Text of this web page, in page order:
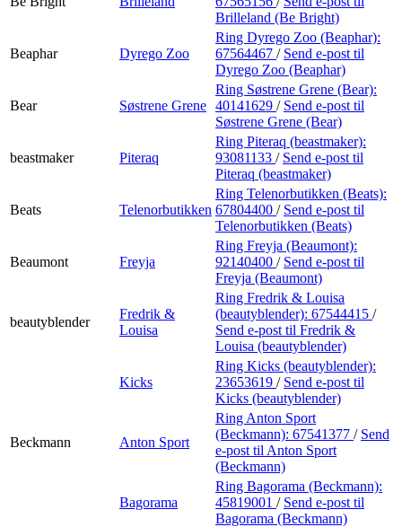
Brilleland (Be Bright)
Beaphar Dyrego Zoo
Ring Dyrego Zoo (Beaphar):
67564467 / Send e-post til
Dyrego Zoo (Beaphar)
Bear Søstrene Grene
Ring Søstrene Grene (Bear):
40141629 / Send e-post til
Søstrene Grene (Bear)
beastmaker Piteraq
Ring Piteraq (beastmaker):
93081133 / Send e-post til
Piteraq (beastmaker)
Beats Telenorbutikken
Ring Telenorbutikken (Beats):
67804400 / Send e-post til
Telenorbutikken (Beats)
Beaumont Freyja
Ring Freyja (Beaumont):
92140400 / Send e-post til
Freyja (Beaumont)
beautyblender
Fredrik &
Louisa
Ring Fredrik & Louisa
(beautyblender): 67544415 /
Send e-post til Fredrik &
Louisa (beautyblender)
Kicks
Ring Kicks (beautyblender):
23653619 / Send e-post til
Kicks (beautyblender)
Beckmann Anton Sport
Ring Anton Sport
(Beckmann): 67541377 / Send
e-post til Anton Sport
(Beckmann)
Bagorama
Ring Bagorama (Beckmann):
45819001 / Send e-post til
Bagorama (Beckmann)